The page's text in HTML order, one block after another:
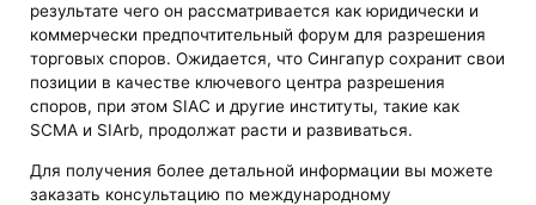
результате чего он рассматривается как юридически и
коммерчески предпочтительный форум для разрешения
торговых споров. Ожидается, что Сингапур сохранит свои
позиции в качестве ключевого центра разрешения
споров, при этом SIAC и другие институты, такие как
SCMA и SIArb, продолжат расти и развиваться.
Для получения более детальной информации вы можете
заказать консультацию по международному